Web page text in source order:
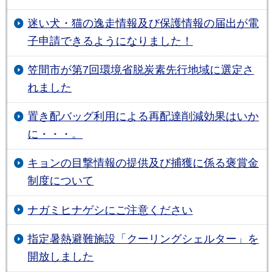
迷い犬・猫の逸走情報及び保護情報の届出が電
子申請できるようになりました！
笠間市が第7回環境省脱炭素先行地域に選定さ
れました
置き配バッグ利用による再配達削減効果はいか
に・・・。
キョンの目撃情報の提供及び捕獲に係る褒賞金
制度について
ナガミヒナゲシにご注意ください
指定暑熱避難施設「クーリングシェルター」を
開放しました